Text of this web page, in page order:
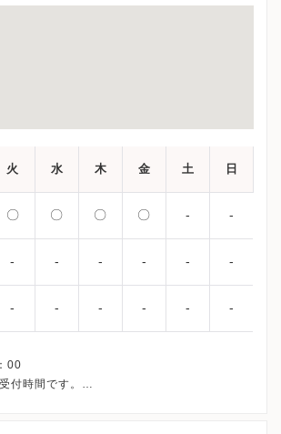
火 水 木 金 土 日
〇 〇 〇 〇 - -
- - - - - -
- - - - - -
00
付時間です。
ジュールが異なる可能性がございます。